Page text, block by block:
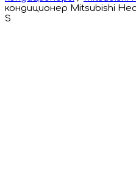
кондиционер Mitsubishi
S